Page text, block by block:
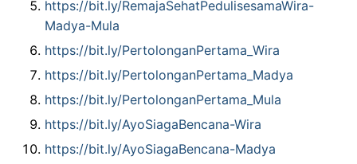
https://bit.ly/RemajaSehatPedulisesamaWira-
Madya-Mula
https://bit.ly/PertolonganPertama_Wira
https://bit.ly/PertolonganPertama_Madya
https://bit.ly/PertolonganPertama_Mula
https://bit.ly/AyoSiagaBencana-Wira
https://bit.ly/AyoSiagaBencana-Madya